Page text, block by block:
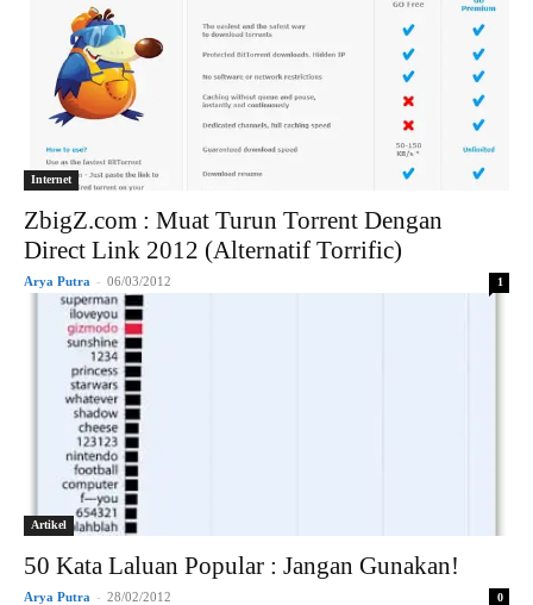
Internet
ZbigZ.com : Muat Turun Torrent Dengan
Direct Link 2012 (Alternatif Torrific)
Arya Putra - 06/03/2012 1
Artikel
50 Kata Laluan Popular : Jangan Gunakan!
Arya Putra - 28/02/2012 0